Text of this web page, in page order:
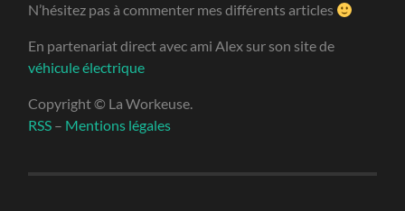
N’hésitez pas à commenter mes différents articles
En partenariat direct avec ami Alex sur son site de
véhicule électrique
Copyright © La Workeuse.
RSS – Mentions légales